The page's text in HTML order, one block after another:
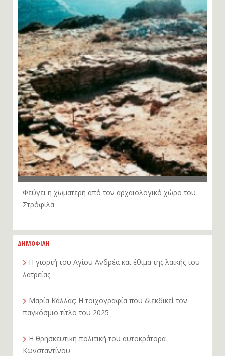
Φεύγει η χωματερή από τον αρχαιολογικό χώρο του
Στρόφιλα
ΔΗΜΟΦΙΛΗ
Η γιορτή του Αγίου Ανδρέα και έθιμα της λαϊκής του
λατρείας
Μαρία Κάλλας: Η τοιχογραφία που διεκδικεί τον
παγκόσμιο τίτλο του 2025
Η θρησκευτική πολιτική του αυτοκράτορα
Κωνσταντίνου